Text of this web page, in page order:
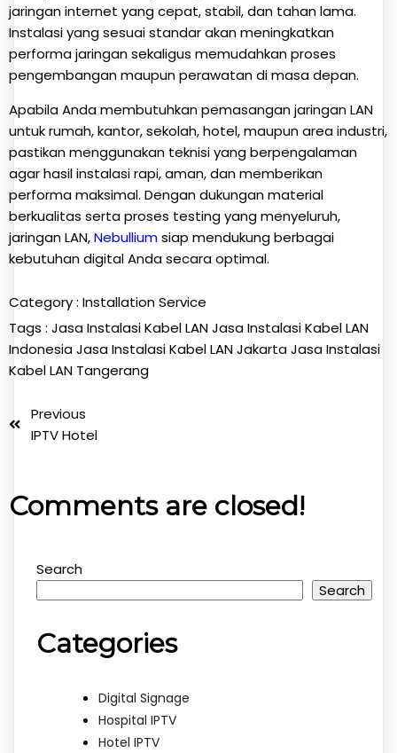
jaringan internet yang cepat, stabil, dan tahan lama.
Instalasi yang sesuai standar akan meningkatkan
performa jaringan sekaligus memudahkan proses
pengembangan maupun perawatan di masa depan.
Apabila Anda membutuhkan pemasangan jaringan LAN
untuk rumah, kantor, sekolah, hotel, maupun area industri,
pastikan menggunakan teknisi yang berpengalaman
agar hasil instalasi rapi, aman, dan memberikan
performa maksimal. Dengan dukungan material
berkualitas serta proses testing yang menyeluruh,
jaringan LAN,Nebulliumsiap mendukung berbagai
kebutuhan digital Anda secara optimal.
Category : Installation Service
Tags : Jasa Instalasi Kabel LANJasa Instalasi Kabel LAN
IndonesiaJasa Instalasi Kabel LAN JakartaJasa Instalasi
Kabel LAN Tangerang
Previous
IPTV Hotel
Comments are closed!
Search
Search
Categories
Digital Signage
Hospital IPTV
Hotel IPTV